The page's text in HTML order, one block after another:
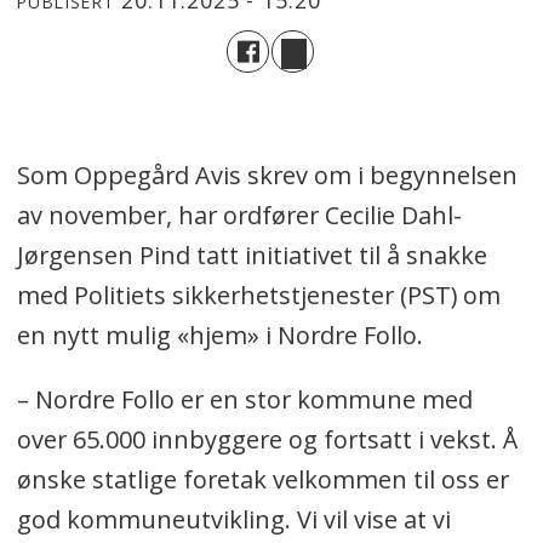
Som Oppegård Avis skrev om i begynnelsen
av november, har ordfører Cecilie Dahl-
Jørgensen Pind tatt initiativet til å snakke
med Politiets sikkerhetstjenester (PST) om
en nytt mulig «hjem» i Nordre Follo.
– Nordre Follo er en stor kommune med
over 65.000 innbyggere og fortsatt i vekst. Å
ønske statlige foretak velkommen til oss er
god kommuneutvikling. Vi vil vise at vi